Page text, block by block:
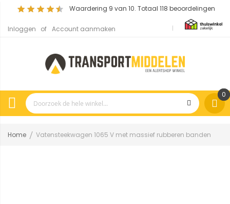
Waardering 9 van 10. Totaal 118 beoordelingen
Inloggen Account aanmaken
0
Home Vatensteekwagen 1065 V met massief rubberen banden